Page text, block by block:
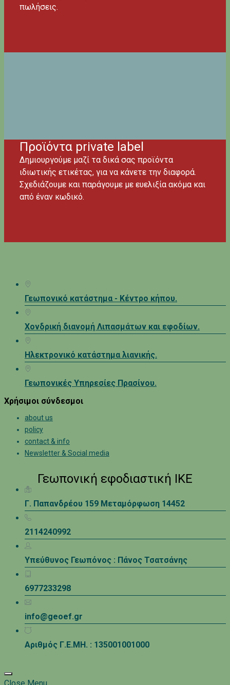
πωλήσεις.
Προϊόντα private label
Δημιουργούμε μαζί τα δικά σας προϊόντα
ιδιωτικής ετικέτας, για να κάνετε την διαφορά.
Σχεδιάζουμε και παράγουμε με ευελιξία ακόμα και
από έναν κωδικό.
Γεωπονικό κατάστημα - Κέντρο κήπου.
Χονδρική διανομή Λιπασμάτων και εφοδίων.
Ηλεκτρονικό κατάστημα λιανικής.
Γεωπονικές Υπηρεσίες Πρασίνου.
Χρήσιμοι σύνδεσμοι
about us
policy
contact & info
Newsletter & Social media
Γεωπονική εφοδιαστική ΙΚΕ
Γ. Παπανδρέου 159 Μεταμόρφωση 14452
2114240992
Υπεύθυνος Γεωπόνος : Πάνος Τσατσάνης
6977233298
info@geoef.gr
Αριθμός Γ.Ε.ΜΗ. : 135001001000